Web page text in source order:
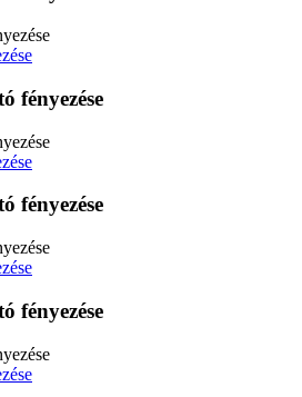
fényezése
fényezése
fényezése